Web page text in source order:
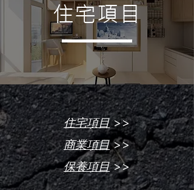
住宅項目
住宅項目>>
商業項目>>
保養項目>>